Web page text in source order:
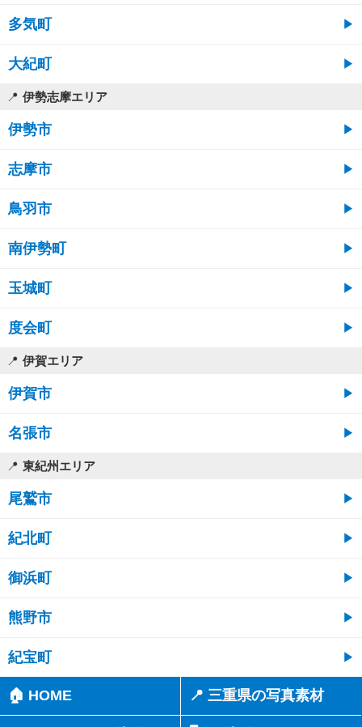
多気町
大紀町
伊勢志摩エリア
伊勢市
志摩市
鳥羽市
南伊勢町
玉城町
度会町
伊賀エリア
伊賀市
名張市
東紀州エリア
尾鷲市
紀北町
御浜町
熊野市
紀宝町
🏠 HOME 📍 三重県の写真素材